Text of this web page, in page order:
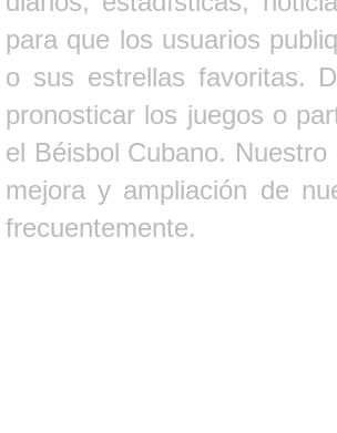
para que los usuarios
o sus estrellas favoritas.
pronosticar los juegos o
el Béisbol Cubano.
mejora y ampliación de
frecuentemente.